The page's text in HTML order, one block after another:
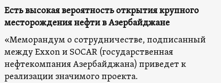
Есть высокая вероятность открытия крупного
месторождения нефти в Азербайджане
«Меморандум о сотрудничестве, подписанный
между Exxon и SOCAR (государственная
нефтекомпания Азербайджана) приведет к
реализации значимого проекта.